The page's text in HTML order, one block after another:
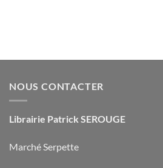
NOUS CONTACTER
Librairie Patrick SEROUGE
Marché Serpette